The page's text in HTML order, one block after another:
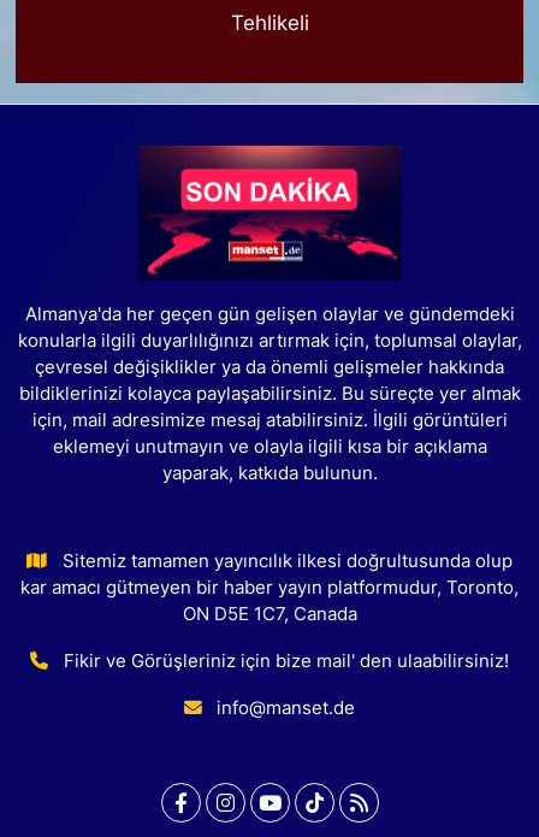
Tehlikeli
Almanya'da her geçen gün gelişen olaylar ve gündemdeki
konularla ilgili duyarlılığınızı artırmak için, toplumsal olaylar,
çevresel değişiklikler ya da önemli gelişmeler hakkında
bildiklerinizi kolayca paylaşabilirsiniz. Bu süreçte yer almak
için, mail adresimize mesaj atabilirsiniz. İlgili görüntüleri
eklemeyi unutmayın ve olayla ilgili kısa bir açıklama
yaparak, katkıda bulunun.
Sitemiz tamamen yayıncılık ilkesi doğrultusunda olup
kar amacı gütmeyen bir haber yayın platformudur, Toronto,
ON D5E 1C7, Canada
Fikir ve Görüşleriniz için bize mail' den ulaabilirsiniz!
info@manset.de